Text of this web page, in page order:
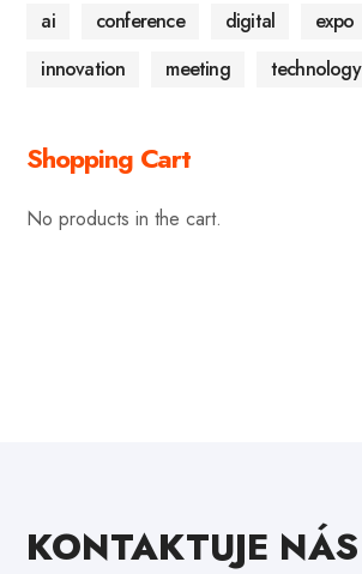
ai conference digital expo
innovation
meeting technology
Shopping Cart
No products in the cart.
KONTAKTUJE NÁS